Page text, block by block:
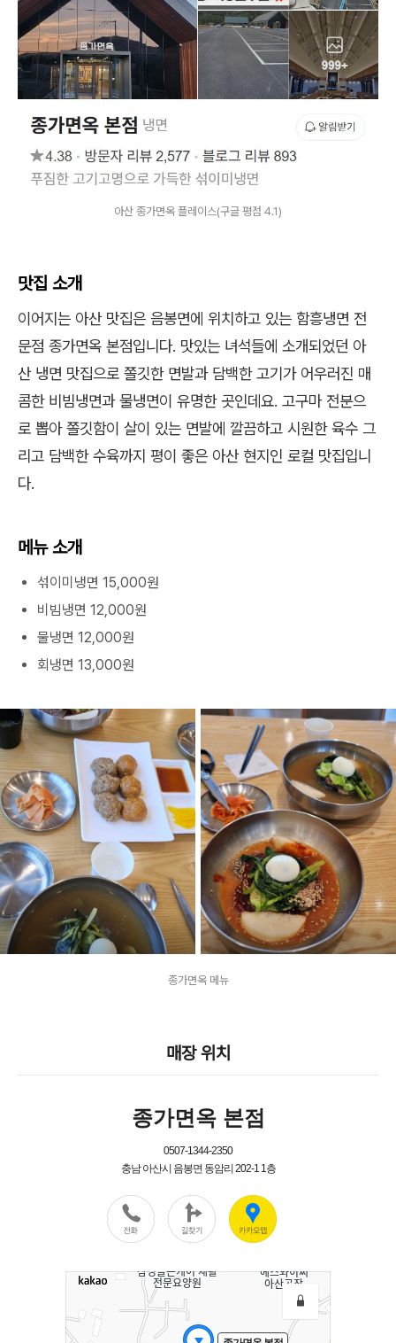
아산 종가면옥 플레이스(구글 평점 4.1)
맛집 소개
이어지는 아산 맛집은 음봉면에 위치하고 있는 함흥냉면 전
문점 종가면옥 본점입니다. 맛있는 녀석들에 소개되었던 아
산 냉면 맛집으로 쫄깃한 면발과 담백한 고기가 어우러진 매
콤한 비빔냉면과 물냉면이 유명한 곳인데요. 고구마 전분으
로 뽑아 쫄깃함이 살이 있는 면발에 깔끔하고 시원한 육수 그
리고 담백한 수육까지 평이 좋은 아산 현지인 로컬 맛집입니
다.
메뉴 소개
섞이미냉면 15,000원
비빔냉면 12,000원
물냉면 12,000원
회냉면 13,000원
종가면옥 메뉴
매장 위치